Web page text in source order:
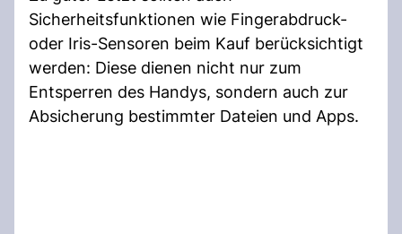
Sicherheitsfunktionen wie Fingerabdruck-
oder Iris-Sensoren beim Kauf berücksichtigt
werden: Diese dienen nicht nur zum
Entsperren des Handys, sondern auch zur
Absicherung bestimmter Dateien und Apps.